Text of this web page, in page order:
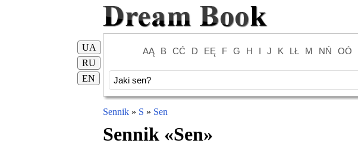
AĄ B CĆ D EĘ F G H I J K LŁ M NŃ OÓ
UA
RU
EN
Sennik» S » Sen
Sennik «Sen»